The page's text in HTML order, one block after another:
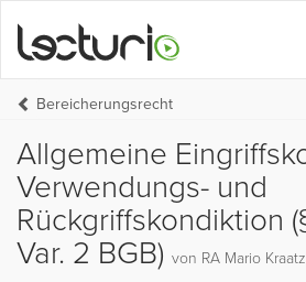
Bereicherungsrecht
Allgemeine
Verwendungs- und
Rückgriffskondiktion
Var. 2 BGB) von RA Mario Kraatz